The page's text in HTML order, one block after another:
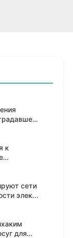
к
сети
элек...
для